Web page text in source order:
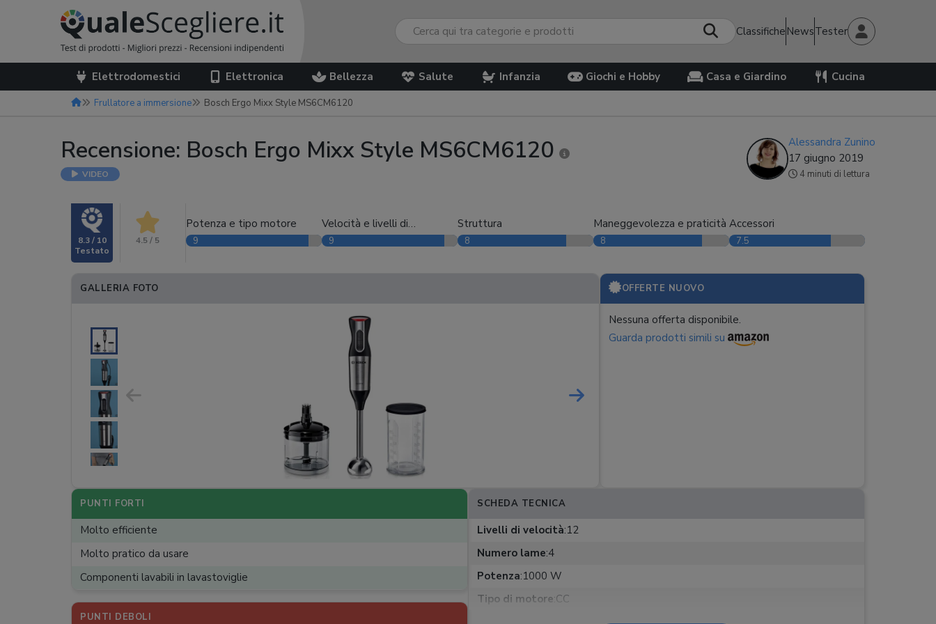
Classifiche NewsTester
Elettrodomestici Elettronica Bellezza Salute Infanzia Giochi e Hobby Casa e Giardino Cucina
Frullatore a immersione Bosch Ergo Mixx Style MS6CM6120
Recensione: Bosch Ergo Mixx Style MS6CM6120
VIDEO
Alessandra Zunino
17 giugno 2019
4 minuti di lettura
8.3 / 10 4.5 / 5
Potenza e tipo motore
9
Velocità e livelli di
erogazione
9
Struttura
8
Maneggevolezza e praticità
8
Accessori
7.5
GALLERIA FOTO OFFERTE NUOVO
Nessuna offerta disponibile.
Guarda prodotti simili su
SCHEDA TECNICA
Livelli di velocità:12
Numero lame:4
Potenza:1000 W
Tipo di motore:CC
PUNTI FORTI
Molto efficiente
Molto pratico da usare
Componenti lavabili in lavastoviglie
PUNTI DEBOLI